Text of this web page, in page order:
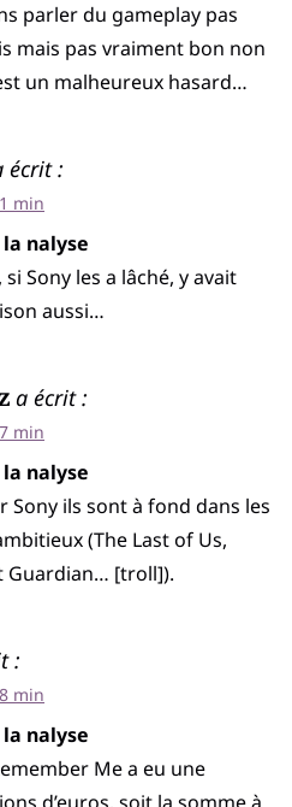
parler du gameplay pas
mais pas vraiment bon non
un malheureux hasard…
écrit :
min
nalyse
Sony les a lâché, y avait
aussi…
a écrit :
min
nalyse
Sony ils sont à fond dans les
(The Last of Us,
Guardian… [troll]).
:
min
nalyse
Me a eu une